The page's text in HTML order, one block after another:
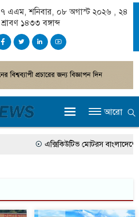
এএম, শনিবার, ০৮ অগাস্ট ২০২৬ , ২৪
শ্রাবণ ১৪৩৩ বঙ্গাব্দ
আরো
এক্সিকিউটিভ মোটরস বাংলাদেশে